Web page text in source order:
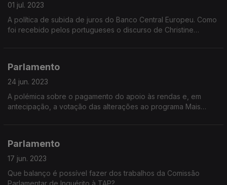
01 jul. 2023
A política de subida de juros do Banco Central Europeu. Como
foi recebido pelos portugueses o discurso de Christine
Parlamento
24 jun. 2023
A polémica sobre o pagamento do apoio às rendas e, em
antecipação, a votação das alterações ao programa Mais
Parlamento
17 jun. 2023
Que balanço é possível fazer dos trabalhos da Comissão
Parlamentar de Inquérito à TAP?